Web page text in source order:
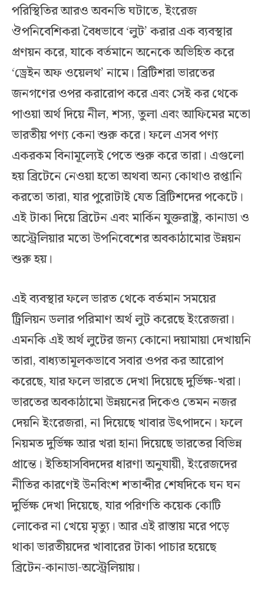
পরিস্থিতির আরও অবনতি ঘটাতে, ইংরেজ
ঔপনিবেশিকরা বৈধভাবে ‘লুট’ করার এক ব্যবস্থার
প্রণয়ন করে, যাকে বর্তমানে অনেকে অভিহিত করে
‘ড্রেইন অফ ওয়েলথ’ নামে। ব্রিটিশরা ভারতের
জনগণের ওপর করারোপ করে এবং সেই কর থেকে
পাওয়া অর্থ দিয়ে নীল, শস্য, তুলা এবং আফিমের মতো
ভারতীয় পণ্য কেনা শুরু করে। ফলে এসব পণ্য
একরকম বিনামূল্যেই পেতে শুরু করে তারা। এগুলো
হয় ব্রিটেনে নেওয়া হতো অথবা অন্য কোথাও রপ্তানি
করতো তারা, যার পুরোটাই যেত ব্রিটিশদের পকেটে।
এই টাকা দিয়ে ব্রিটেন এবং মার্কিন যুক্তরাষ্ট্র, কানাডা ও
অস্ট্রেলিয়ার মতো উপনিবেশের অবকাঠামোর উন্নয়ন
শুরু হয়।
এই ব্যবস্থার ফলে ভারত থেকে বর্তমান সময়ের
ট্রিলিয়ন ডলার পরিমাণ অর্থ লুট করেছে ইংরেজরা।
এমনকি এই অর্থ লুটের জন্য কোনো দয়ামায়া দেখায়নি
তারা, বাধ্যতামূলকভাবে সবার ওপর কর আরোপ
করেছে, যার ফলে ভারতে দেখা দিয়েছে দুর্ভিক্ষ-খরা।
ভারতের অবকাঠামো উন্নয়নের দিকেও তেমন নজর
দেয়নি ইংরেজরা, না দিয়েছে খাবার উৎপাদনে। ফলে
নিয়মত দুর্ভিক্ষ আর খরা হানা দিয়েছে ভারতের বিভিন্ন
প্রান্তে। ইতিহাসবিদদের ধারণা অনুযায়ী, ইংরেজদের
নীতির কারণেই উনবিংশ শতাব্দীর শেষদিকে ঘন ঘন
দুর্ভিক্ষ দেখা দিয়েছে, যার পরিণতি কয়েক কোটি
লোকের না খেয়ে মৃত্যু। আর এই রাস্তায় মরে পড়ে
থাকা ভারতীয়দের খাবারের টাকা পাচার হয়েছে
ব্রিটেন-কানাডা-অস্ট্রেলিয়ায়।